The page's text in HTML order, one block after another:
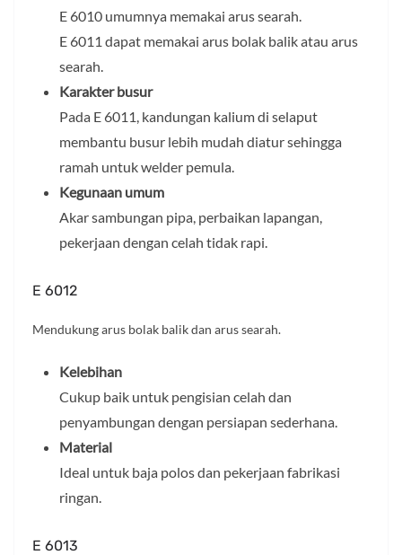
E 6010 umumnya memakai arus searah.
E 6011 dapat memakai arus bolak balik atau arus
searah.
Karakter busur
Pada E 6011, kandungan kalium di selaput
membantu busur lebih mudah diatur sehingga
ramah untuk welder pemula.
Kegunaan umum
Akar sambungan pipa, perbaikan lapangan,
pekerjaan dengan celah tidak rapi.
E 6012
Mendukung arus bolak balik dan arus searah.
Kelebihan
Cukup baik untuk pengisian celah dan
penyambungan dengan persiapan sederhana.
Material
Ideal untuk baja polos dan pekerjaan fabrikasi
ringan.
E 6013